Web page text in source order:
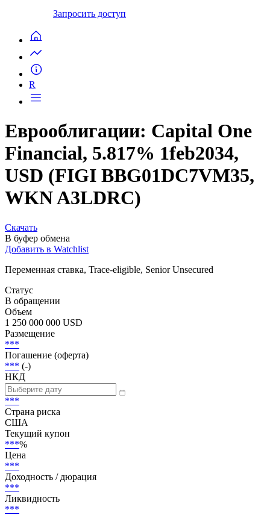
Запросить доступ
R
Еврооблигации: Capital One
Financial, 5.817% 1feb2034,
USD (FIGI BBG01DC7VM35,
WKN A3LDRC)
Скачать
В буфер обмена
Добавить в Watchlist
Переменная ставка, Trace-eligible, Senior Unsecured
Статус
В обращении
Объем
1 250 000 000 USD
Размещение
***
Погашение (оферта)
*** (-)
НКД
***
Страна риска
США
Текущий купон
***%
Цена
***
Доходность / дюрация
***
Ликвидность
***